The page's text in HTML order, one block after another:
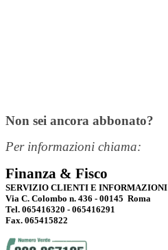
Non sei ancora abbonato?
Per informazioni chiama:
Finanza & Fisco
SERVIZIO CLIENTI E INFORMAZIONI
Via C. Colombo n. 436 - 00145 Roma
Tel. 065416320 - 065416291
Fax. 065415822